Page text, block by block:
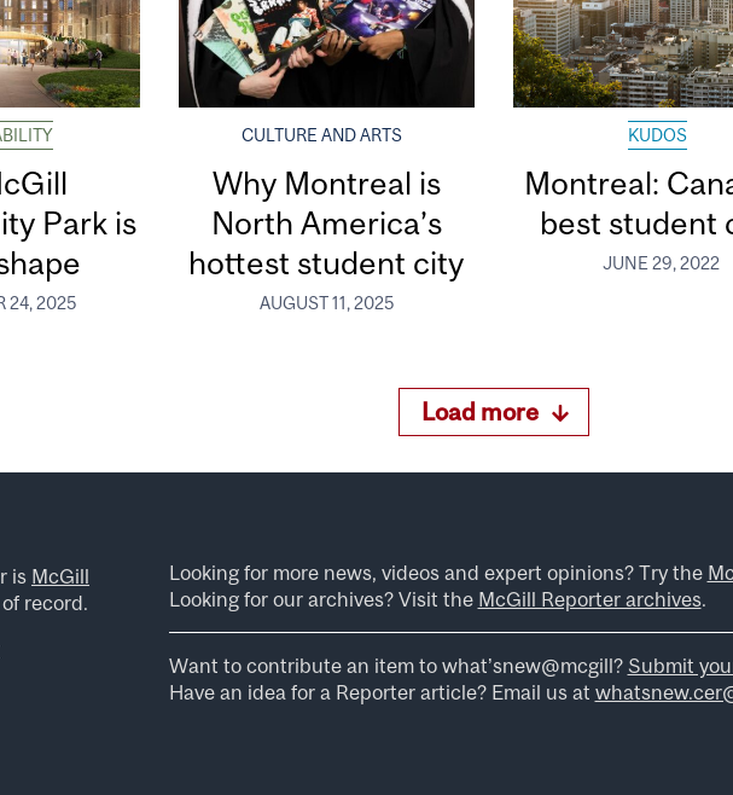
Park is
24, 2025
CULTURE AND ARTS
Why Montreal is
North America’s
hottest student city
AUGUST 11, 2025
KUDOS
Montreal:
best student
JUNE 29, 2022
Load more
is McGill
record.
Looking for more news, videos and expert opinions? Try the
Looking for our archives? Visit the McGill Reporter archives.
Want to contribute an item to what’snew@mcgill? Submit
Have an idea for a Reporter article? Email us at